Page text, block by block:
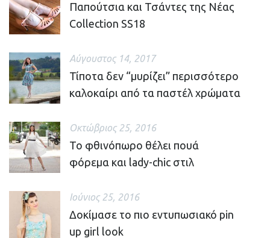
Παπούτσια και Τσάντες της Νέας
Collection SS18
Αύγουστος 14, 2017
Τίποτα δεν “μυρίζει” περισσότερο
καλοκαίρι από τα παστέλ χρώματα
Οκτώβριος 25, 2016
Το φθινόπωρο θέλει πουά
φόρεμα και lady-chic στιλ
Ιούνιος 25, 2016
Δοκίμασε το πιο εντυπωσιακό pin
up girl look